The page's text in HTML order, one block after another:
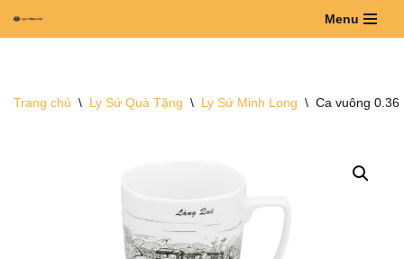
dung
Menu
Trang chủ \ Ly Sứ Quà Tặng \ Ly Sứ Minh Long \ Ca vuông 0.36